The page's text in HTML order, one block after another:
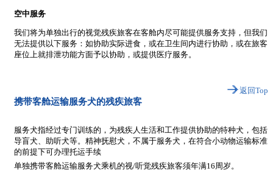
空中服务
我们将为单独出行的视觉残疾旅客在客舱内尽可能提供服务支持，但我们
无法提供以下服务：如协助实际进食，或在卫生间内进行协助，或在旅客
座位上就排泄功能方面予以协助，或提供医疗服务。
返回Top
携带客舱运输服务犬的残疾旅客
服务犬指经过专门训练的，为残疾人生活和工作提供协助的特种犬，包括
导盲犬、助听犬等。精神抚慰犬，不属于服务犬，在符合小动物运输标准
的前提下可办理托运手续
单独携带客舱运输服务犬乘机的视/听觉残疾旅客须年满16周岁。